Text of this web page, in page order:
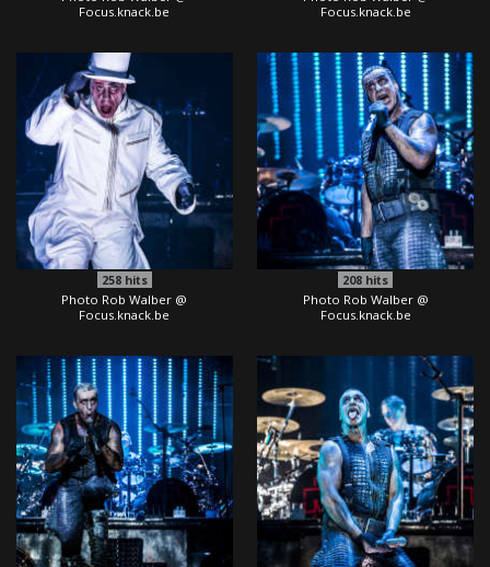
Focus.knack.be
Focus.knack.be
258hits
Photo Rob Walber @
Focus.knack.be
208 hits
Photo Rob Walber @
Focus.knack.be